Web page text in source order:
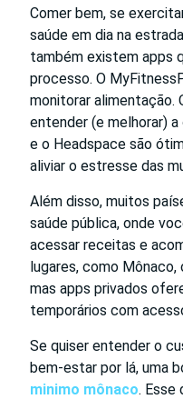
Comer bem, se
saúde em dia na
também existem apps
processo. O
monitorar alimentação.
entender (e melhorar)
e o Headspace são
aliviar o estresse das
Além disso, muitos
saúde pública, onde
acessar receitas e
lugares, como
mas apps privados
temporários com
Se quiser entender o
bem-estar por lá, uma
minimo mônaco. Esse